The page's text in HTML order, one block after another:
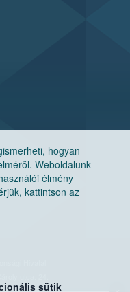
hogyan
Weboldalunk
élmény
kattintson az
sütik
Hivatal
Pf. 30.